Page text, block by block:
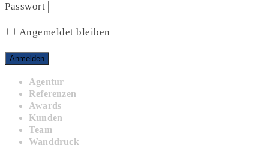
Passwort
Angemeldet bleiben
Agentur
Referenzen
Awards
Kunden
Team
Wanddruck